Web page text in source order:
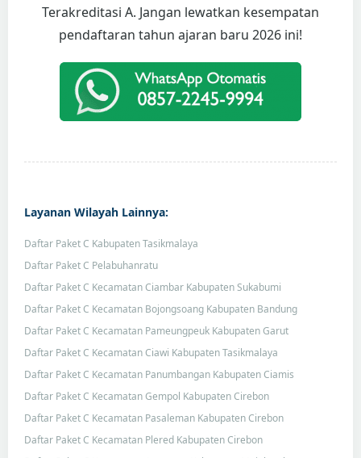
Terakreditasi A. Jangan lewatkan kesempatan
pendaftaran tahun ajaran baru 2026 ini!
Layanan Wilayah Lainnya:
Daftar Paket C Kabupaten Tasikmalaya
Daftar Paket C Pelabuhanratu
Daftar Paket C Kecamatan Ciambar Kabupaten Sukabumi
Daftar Paket C Kecamatan Bojongsoang Kabupaten Bandung
Daftar Paket C Kecamatan Pameungpeuk Kabupaten Garut
Daftar Paket C Kecamatan Ciawi Kabupaten Tasikmalaya
Daftar Paket C Kecamatan Panumbangan Kabupaten Ciamis
Daftar Paket C Kecamatan Gempol Kabupaten Cirebon
Daftar Paket C Kecamatan Pasaleman Kabupaten Cirebon
Daftar Paket C Kecamatan Plered Kabupaten Cirebon